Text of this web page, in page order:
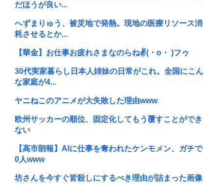
だほうが良い...
へずまりゅう、被災地で発熱。現地の医療リソース消
耗させるとか...
【華金】お仕事お疲れさまなのらね✌(・o・ )フゥ
30代実家暮らし日本人姉妹の日常がこれ。全国にこん
な家庭が4...
ヤニねこのアニメが大失敗した理由www
欧州サッカーの順位、固定化してもう覆すことができ
ない
【高市朗報】AIに仕事を奪われたケンモメン、ガチで
0人www
坊さんを今すぐ皆殺しにするべき理由が詰まった画像